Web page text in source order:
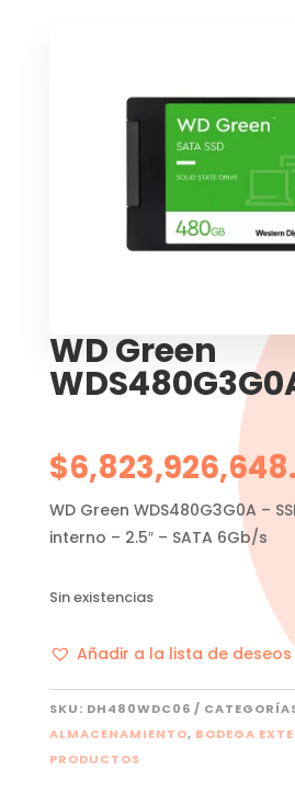
WD Green
$
WD Green WDS480G3G0A –
interno – 2.5″ – SATA 6Gb/s
Sin existencias
Añadir a la lista de deseos
SKU: DH480WDC06
ALMACENAMIENTO, BODEGA
PRODUCTOS